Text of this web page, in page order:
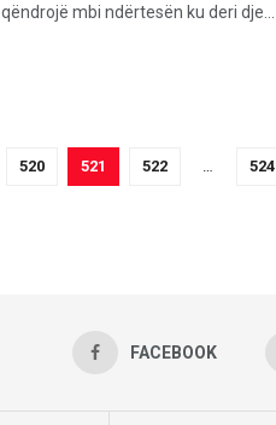
qëndrojë mbi ndërtesën ku deri dje...
520 521 522 … 524
FACEBOOK